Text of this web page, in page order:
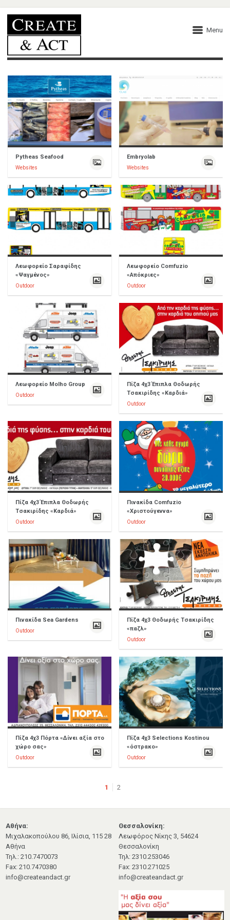
Menu
Pytheas Seafood
Websites
Embryolab
Websites
Λεωφορείο Σαραφίδης
«Ψαγμένος»
Outdoor
Λεωφορείο Comfuzio
«Απόκριες»
Outdoor
Λεωφορείο Molho Group
Outdoor
Πίζα 4χ3 Έπιπλα Θοδωρής
Τσακιρίδης «Καρδιά»
Outdoor
Πίζα 4χ3 Έπιπλα Θοδωρής
Τσακιρίδης «Καρδιά»
Outdoor
Πινακίδα Comfuzio
«Χριστούγεννα»
Outdoor
Πινακίδα Sea Gardens
Outdoor
Πίζα 4χ3 Θοδωρής Τσακιρίδης
«παζλ»
Outdoor
Πίζα 4χ3 Πόρτα «Δίνει αξία στο
χώρο σας»
Outdoor
Πίζα 4χ3 Selections Kostinou
«όστρακο»
Outdoor
1 2
Αθήνα:
Μιχαλακοπούλου 86, Ιλίσια, 115 28
Αθήνα
Τηλ.: 210.7470073
Fax: 210.7470380
info@createandact.gr
Θεσσαλονίκη:
Λεωφόρος Νίκης 3, 54624
Θεσσαλονίκη
Τηλ: 2310.253046
Fax: 2310.271025
info@createandact.gr